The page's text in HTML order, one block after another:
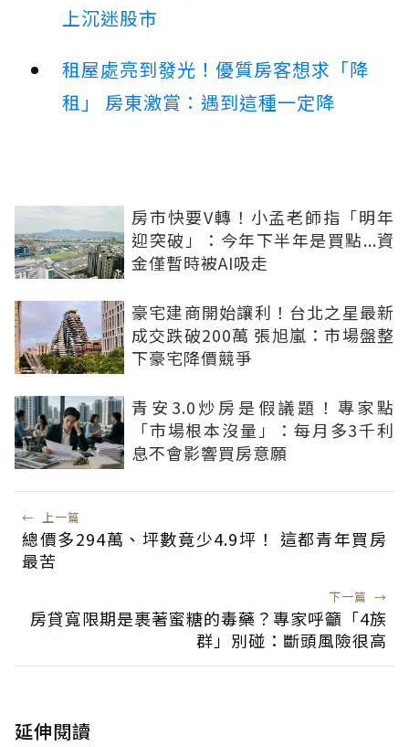
上沉迷股市
租屋處亮到發光！優質房客想求「降
租」 房東激賞：遇到這種一定降
房市快要V轉！小孟老師指「明年
迎突破」：今年下半年是買點...資
金僅暫時被AI吸走
豪宅建商開始讓利！台北之星最新
成交跌破200萬 張旭嵐：市場盤整
下豪宅降價競爭
青安3.0炒房是假議題！專家點
「市場根本沒量」：每月多3千利
息不會影響買房意願
← 上一篇
總價多294萬、坪數竟少4.9坪！ 這都青年買房
最苦
下一篇 →
房貸寬限期是裹著蜜糖的毒藥？專家呼籲「4族
群」別碰：斷頭風險很高
延伸閱讀